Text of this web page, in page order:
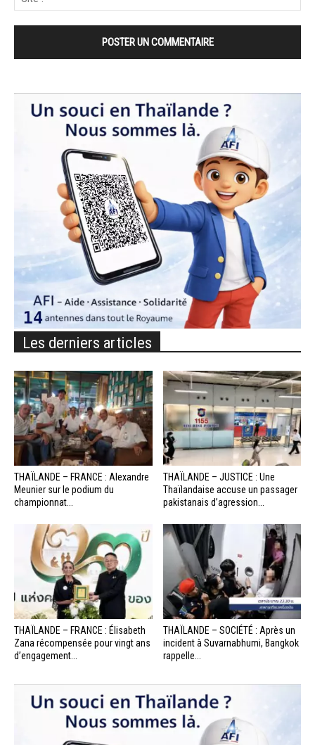
Les derniers articles
THAÏLANDE – FRANCE : Alexandre
Meunier sur le podium du
championnat...
THAÏLANDE – JUSTICE : Une
Thaïlandaise accuse un passager
pakistanais d’agression...
THAÏLANDE – FRANCE : Élisabeth
Zana récompensée pour vingt ans
d’engagement...
THAÏLANDE – SOCIÉTÉ : Après un
incident à Suvarnabhumi, Bangkok
rappelle...